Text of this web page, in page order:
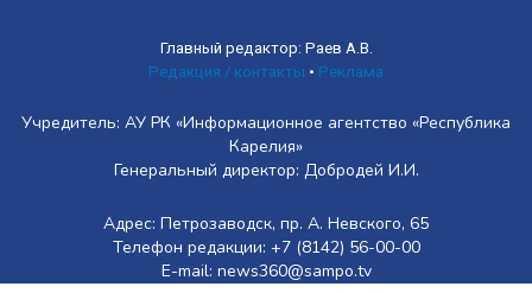
Главный редактор: Раев А.В.
Редакция / контакты • Реклама
Учредитель: АУ РК «Информационное агентство «Республика
Карелия»
Генеральный директор: Добродей И.И.
Адрес: Петрозаводск, пр. А. Невского, 65
Телефон редакции: +7 (8142) 56-00-00
E-mail: news360@sampo.tv